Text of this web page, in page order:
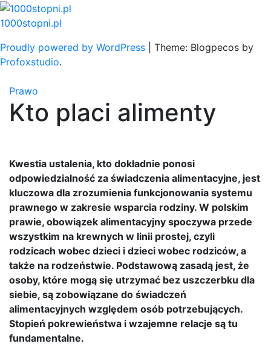
Skip
to
1000stopni.pl
Proudly powered by WordPress
Theme: Blogpecos by
Profoxstudio.
Prawo
Kto placi alimenty
Kwestia ustalenia, kto dokładnie ponosi
odpowiedzialność za świadczenia alimentacyjne, jest
kluczowa dla zrozumienia funkcjonowania systemu
prawnego w zakresie wsparcia rodziny. W polskim
prawie, obowiązek alimentacyjny spoczywa przede
wszystkim na krewnych w linii prostej, czyli
rodzicach wobec dzieci i dzieci wobec rodziców, a
także na rodzeństwie. Podstawową zasadą jest, że
osoby, które mogą się utrzymać bez uszczerbku dla
siebie, są zobowiązane do świadczeń
alimentacyjnych względem osób potrzebujących.
Stopień pokrewieństwa i wzajemne relacje są tu
fundamentalne.